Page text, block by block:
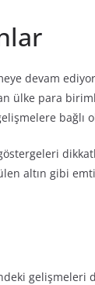
devam
ülke para
bağlı
altın gibi
gelişmeleri